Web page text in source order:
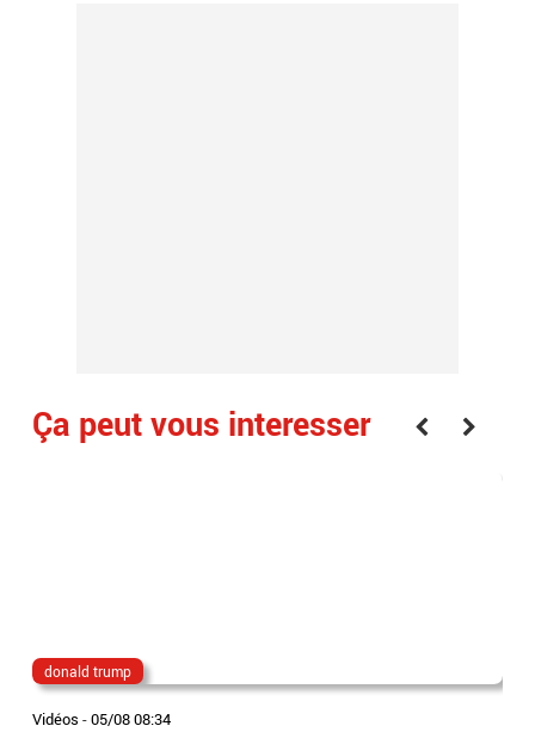
Ça peut vous interesser
donald trump
Vidéos -05/08 08:34